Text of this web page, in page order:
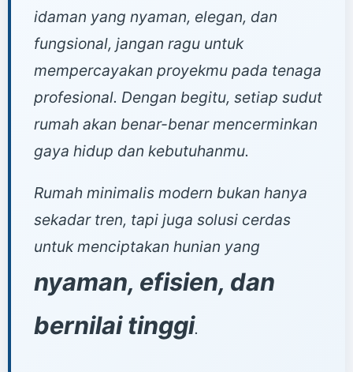
idaman yang nyaman, elegan, dan
fungsional, jangan ragu untuk
mempercayakan proyekmu pada tenaga
profesional. Dengan begitu, setiap sudut
rumah akan benar-benar mencerminkan
gaya hidup dan kebutuhanmu.
Rumah minimalis modern bukan hanya
sekadar tren, tapi juga solusi cerdas
untuk menciptakan hunian yang
nyaman, efisien, dan
bernilai tinggi.